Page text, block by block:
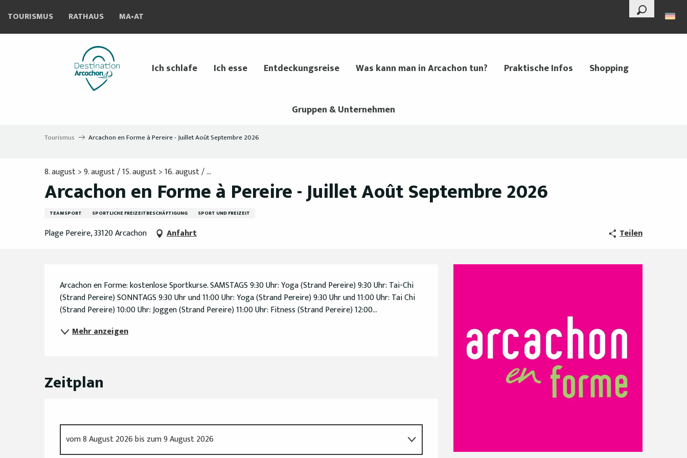
contenu
--°
Suche
TOURISMUS RATHAUS MA•AT
Ich schlafe Ich esse Entdeckungsreise Was kann man in Arcachon tun? Praktische Infos Shopping
Gruppen & Unternehmen
Tourismus Arcachon en Forme à Pereire - Juillet Août Septembre 2026
8. august > 9. august / 15. august > 16. august / ...
Arcachon en Forme à Pereire - Juillet Août Septembre 2026
TEAMSPORT SPORTLICHE FREIZEITBESCHÄFTIGUNG SPORT UND FREIZEIT
Plage Pereire, 33120 Arcachon Anfahrt Teilen
Beschreibung
Arcachon en Forme: kostenlose Sportkurse. SAMSTAGS 9:30 Uhr: Yoga (Strand Pereire) 9:30 Uhr: Tai-Chi
(Strand Pereire) SONNTAGS 9:30 Uhr und 11:00 Uhr: Yoga (Strand Pereire) 9:30 Uhr und 11:00 Uhr: Tai Chi
(Strand Pereire) 10:00 Uhr: Joggen (Strand Pereire) 11:00 Uhr: Fitness (Strand Pereire) 12:00...
Mehr anzeigen
Zeitplan
vom8 August 2026bis zum9 August 2026